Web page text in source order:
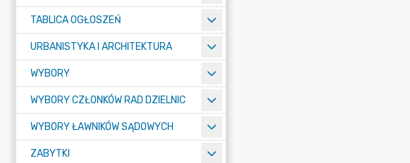
TABLICA OGŁOSZEŃ
URBANISTYKA I ARCHITEKTURA
WYBORY
WYBORY CZŁONKÓW RAD DZIELNIC
WYBORY ŁAWNIKÓW SĄDOWYCH
ZABYTKI